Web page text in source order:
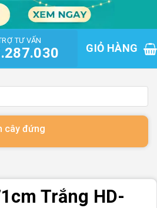
TƯ VẤN
GIỎ HÀNG
cây đứng
Trắng HD-